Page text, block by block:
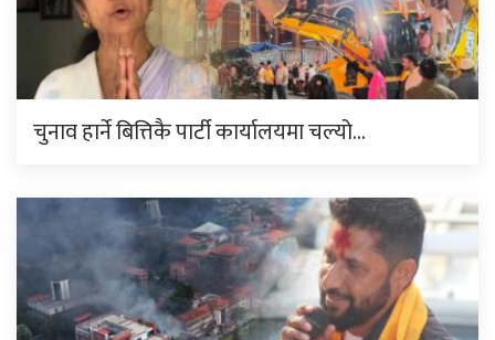
चुनाव हार्ने बित्तिकै पार्टी कार्यालयमा चल्यो…